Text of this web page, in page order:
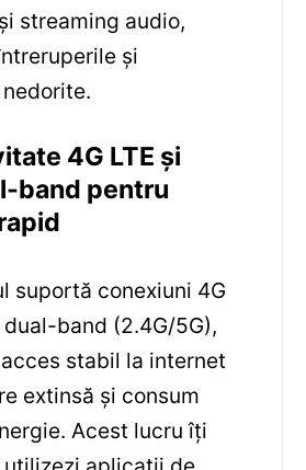
streaming audio,
și
4G LTE și
band pentru
suportă conexiuni 4G
dual-band (2.4G/5G),
stabil la internet
extinsă și consum
Acest lucru îți